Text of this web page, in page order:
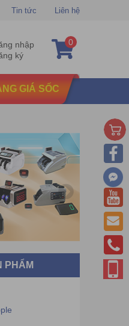
Tin tức Liên hệ
nhập
ký
0
GIÁ SỐC
PHẨM